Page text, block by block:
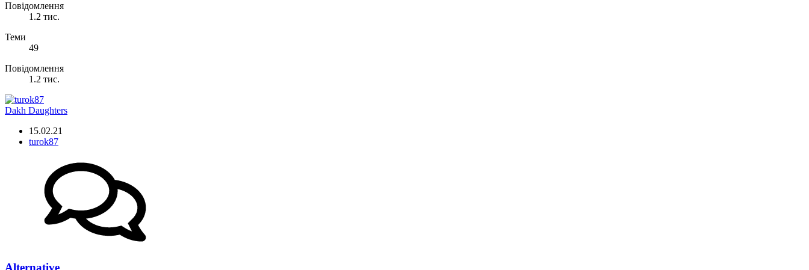
Повідомлення
1.2 тис.
Теми
49
Повідомлення
1.2 тис.
Dakh Daughters
15.02.21
turok87
Alternative